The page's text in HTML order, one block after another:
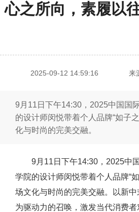
心之所向，素履以
2025-09-12 14:59:16 来
9月11日下午14:30，2025中国国
的设计师闵悦带着个人品牌“如子
化与时尚的完美交融。
9月11日下午14:30，2025中
学院的设计师闵悦带着个人品牌“
场文化与时尚的完美交融。以新
为驱动力的召唤，激发当代消费